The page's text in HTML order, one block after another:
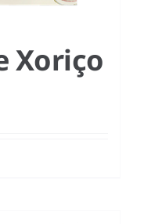
Xoriço